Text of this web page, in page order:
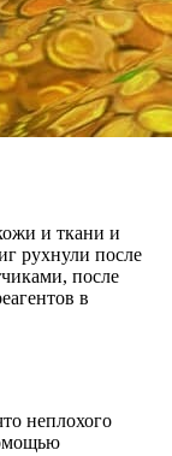
и ткани и
рухнули после
после
в
неплохого